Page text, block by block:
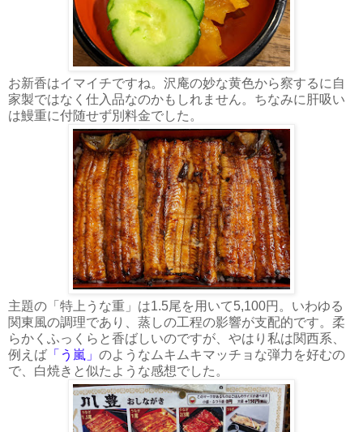
お新香はイマイチですね。沢庵の妙な黄色から察するに自
家製ではなく仕入品なのかもしれません。ちなみに肝吸い
は鰻重に付随せず別料金でした。
主題の「特上うな重」は1.5尾を用いて5,100円。いわゆる
関東風の調理であり、蒸しの工程の影響が支配的です。柔
らかくふっくらと香ばしいのですが、やはり私は関西系、
例えば 「う嵐」 のようなムキムキマッチョな弾力を好むの
で、白焼きと似たような感想でした。